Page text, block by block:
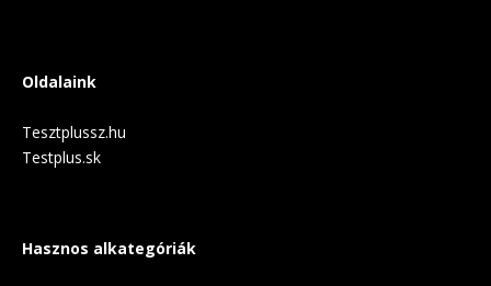
Oldalaink
Tesztplussz.hu
Testplus.sk
Hasznos alkategóriák